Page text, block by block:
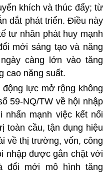
khích và thúc đẩy; từ
dắt phát triển. Điều này
tư nhân phát huy mạnh
mới sáng tạo và năng
càng lớn vào tăng
cao năng suất.
lực mở rộng không
59-NQ/TW về hội nhập
nhấn mạnh việc kết nối
toàn cầu, tận dụng hiệu
về thị trường, vốn, công
nhập được gắn chặt với
đổi mới mô hình tăng